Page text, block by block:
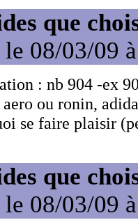
que
08/03/09
: nb 904 -ex
ou ronin,
se faire plaisir
que
08/03/09